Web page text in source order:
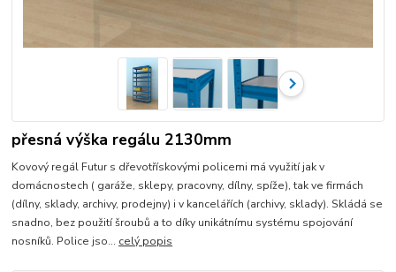
přesná výška regálu 2130mm
Kovový regál Futur s dřevotřískovými policemi má využití jak v
domácnostech ( garáže, sklepy, pracovny, dílny, spíže), tak ve firmách
(dílny, sklady, archivy, prodejny) i v kancelářích (archivy, sklady). Skládá se
snadno, bez použití šroubů a to díky unikátnímu systému spojování
nosníků. Police jso... celý popis